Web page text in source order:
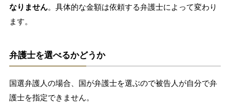
なりません。具体的な金額は依頼する弁護士によって変わり
ます。
弁護士を選べるかどうか
国選弁護人の場合、国が弁護士を選ぶので被告人が自分で弁
護士を指定できません。